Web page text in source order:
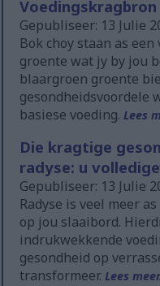
Voedingskragbron
Gepubliseer: 13 Julie
Bok choy staan as
groente wat jy by jou
blaargroen groente
gesondheidsvoordele
basiese voeding.Lees
Die kragtige
radyse: u
Gepubliseer: 13 Julie
Radyse is veel meer
op jou slaaibord.
indrukwekkende
gesondheid op
transformeer.Lees